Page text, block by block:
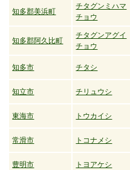
知多郡美浜町
チタグンミハマ
チョウ
知多郡阿久比町
チタグンアグイ
チョウ
知多市 チタシ
知立市 チリュウシ
東海市 トウカイシ
常滑市 トコナメシ
豊明市 トヨアケシ